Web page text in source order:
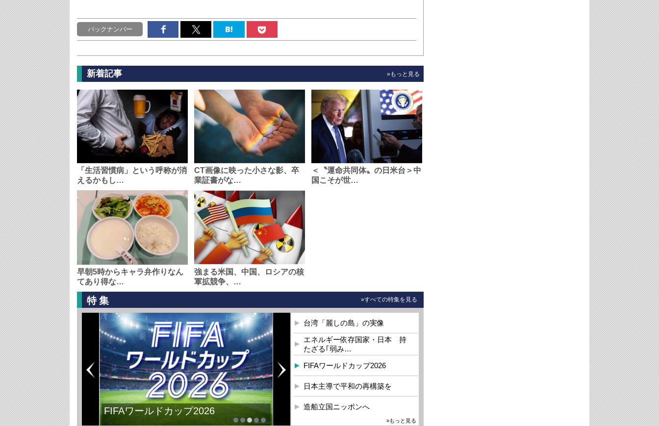
バックナンバー
新着記事 »もっと見る
「生活習慣病」という呼称が消
えるかもし…
CT画像に映った小さな影、卒
業証書がな…
＜〝運命共同体〟の日米台＞中
国こそが世…
早朝5時からキャラ弁作りなん
てあり得な…
強まる米国、中国、ロシアの核
軍拡競争、…
特集 »すべての特集を見る
FIFAワールドカップ2026
台湾「麗しの島」の実像
エネルギー依存国家・日本 持
たざる｢弱み…
FIFAワールドカップ2026
日本主導で平和の再構築を
造船立国ニッポンへ
»もっと見る